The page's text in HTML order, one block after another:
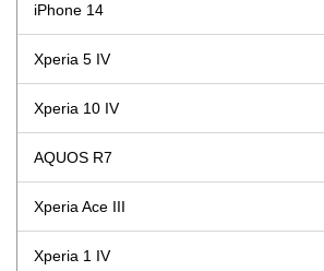
iPhone 14
Xperia 5 IV
Xperia 10 IV
AQUOS R7
Xperia Ace III
Xperia 1 IV